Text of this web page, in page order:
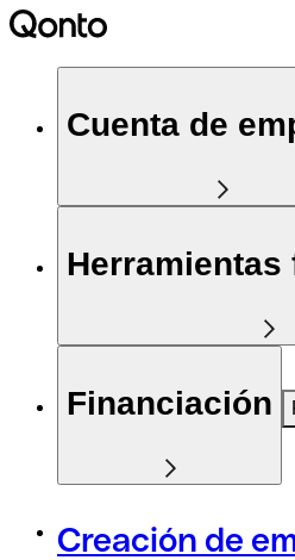
Cuenta de
Financiación
Creación de